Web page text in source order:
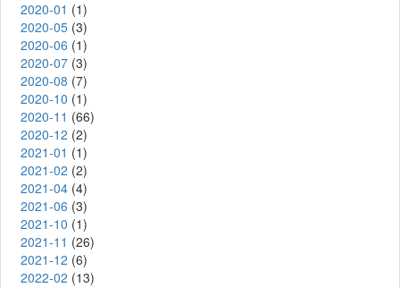
2020-01 (1)
2020-05 (3)
2020-06 (1)
2020-07 (3)
2020-08 (7)
2020-10 (1)
2020-11 (66)
2020-12 (2)
2021-01 (1)
2021-02 (2)
2021-04 (4)
2021-06 (3)
2021-10 (1)
2021-11 (26)
2021-12 (6)
2022-02 (13)